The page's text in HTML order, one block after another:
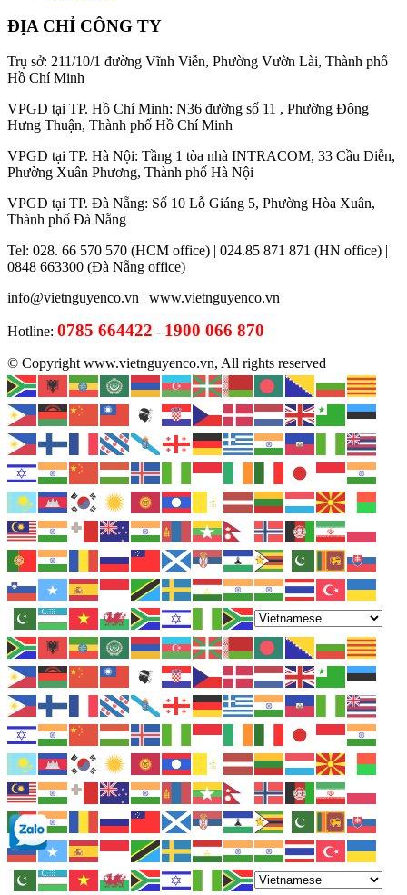
ĐỊA CHỈ CÔNG TY
Trụ sở: 211/10/1 đường Vĩnh Viễn, Phường Vườn Lài, Thành phố
Hồ Chí Minh
VPGD tại TP. Hồ Chí Minh: N36 đường số 11 , Phường Đông
Hưng Thuận, Thành phố Hồ Chí Minh
VPGD tại TP. Hà Nội: Tầng 1 tòa nhà INTRACOM, 33 Cầu Diễn,
Phường Xuân Phương, Thành phố Hà Nội
VPGD tại TP. Đà Nẵng: Số 10 Lỗ Giáng 5, Phường Hòa Xuân,
Thành phố Đà Nẵng
Tel: 028. 66 570 570 (HCM office) | 024.85 871 871 (HN office) |
0848 663300 (Đà Nẵng office)
info@vietnguyenco.vn | www.vietnguyenco.vn
Hotline: 0785 664422 - 1900 066 870
© Copyright www.vietnguyenco.vn, All rights reserved